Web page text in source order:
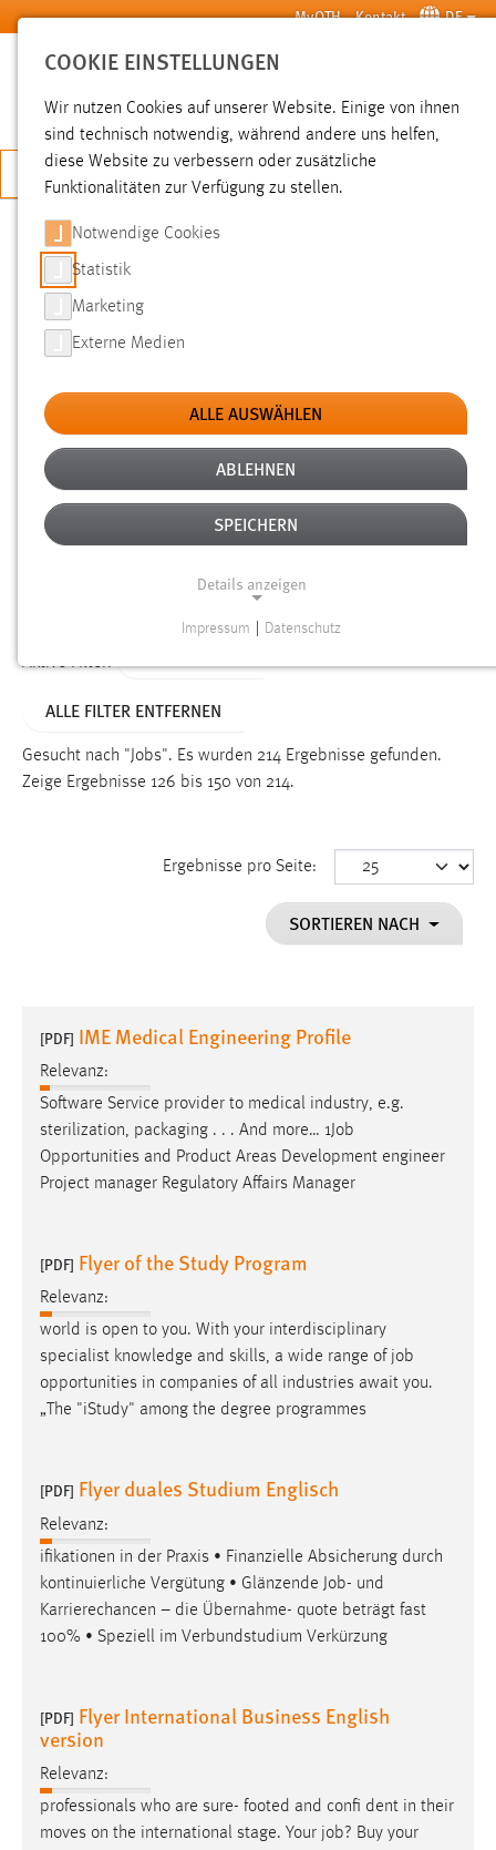
Zum Hauptinhalt springen MyOTH Kontakt DE
SUCHE
JETZT BEWERBEN
SUCHE
FILTER
Typ
Erstellungsdatum
Alter
Aktive Filter:
ALLE FILTER ENTFERNEN
Gesucht nach "Jobs". Es wurden 214 Ergebnisse gefunden.
Zeige Ergebnisse 126 bis 150 von 214.
Ergebnisse pro Seite:
SORTIEREN NACH
[PDF] IME Medical Engineering Profile
Relevanz:
Software Service provider to medical industry, e.g.
sterilization, packaging . . . And more… 1Job
Opportunities and Product Areas Development engineer
Project manager Regulatory Affairs Manager
[PDF] Flyer of the Study Program
Relevanz:
world is open to you. With your interdisciplinary
specialist knowledge and skills, a wide range of job
opportunities in companies of all industries await you.
„The "iStudy" among the degree programmes
[PDF] Flyer duales Studium Englisch
Relevanz:
ifikationen in der Praxis • Finanzielle Absicherung durch
kontinuierliche Vergütung • Glänzende Job- und
Karrierechancen – die Übernahme- quote beträgt fast
100% • Speziell im Verbundstudium Verkürzung
[PDF] Flyer International Business English
version
Relevanz:
professionals who are sure- footed and confi dent in their
moves on the international stage. Your job? Buy your
COOKIE EINSTELLUNGEN
Wir nutzen Cookies auf unserer Website. Einige von ihnen
sind technisch notwendig, während andere uns helfen,
diese Website zu verbessern oder zusätzliche
Funktionalitäten zur Verfügung zu stellen.
Notwendige Cookies
Statistik
Marketing
Externe Medien
ALLE AUSWÄHLEN
ABLEHNEN
SPEICHERN
Details anzeigen
Funktionen und sind für die einwandfreie Funktion der
Einverständnis
cookie_consent
Dieser Cookie speichert die ausgewählten Einverständnis-
Performance
Name:
Zweck:
Sprachpräferenz
Name:
site-language-preference
Zweck:
30 Tage
Chat
Name:
MibewSessionID, MIBEW_UserID, mibew_locale, mibew-
Wird benötigt um die Chatfunktion nutzen zu können.
MibewSessionID, mibew-chat-frame-style-
5e9dbeb1811c0446 = Sitzungslaufzeit, mibew_locale = 3
Jahre, MIBEW_UserID = 1 Jahr
Impressum Datenschutz